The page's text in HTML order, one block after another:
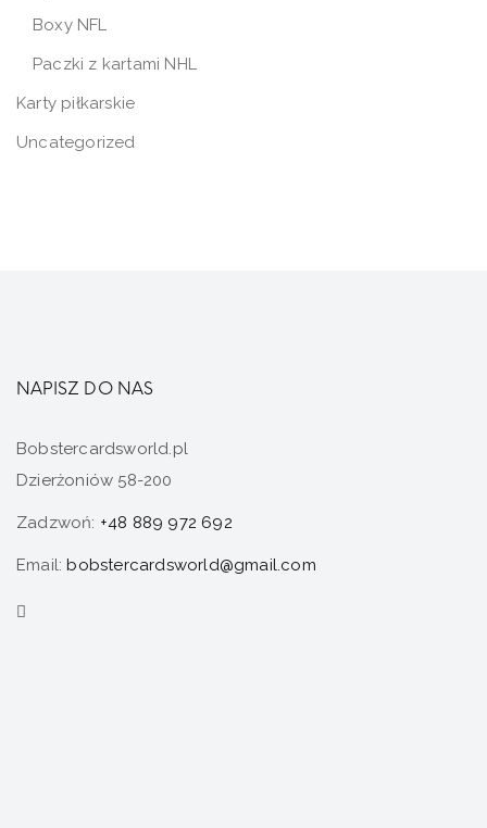
Boxy NFL
Paczki z kartami NHL
Karty piłkarskie
Uncategorized
NAPISZ DO NAS
Bobstercardsworld.pl
Dzierżoniów 58-200
Zadzwoń: +48 889 972 692
Email:bobstercardsworld@gmail.com